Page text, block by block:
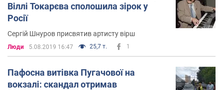
Віллі Токарєва сполошила зірок у
Росії
Сергій Шнуров присвятив артисту вірш
Люди 5.08.2019 16:47 25,7 т. 1
Пафосна витівка Пугачової на
вокзалі: скандал отримав